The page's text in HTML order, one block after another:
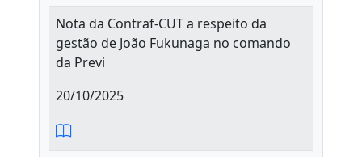
Nota da Contraf-CUT a respeito da
gestão de João Fukunaga no comando
da Previ
20/10/2025